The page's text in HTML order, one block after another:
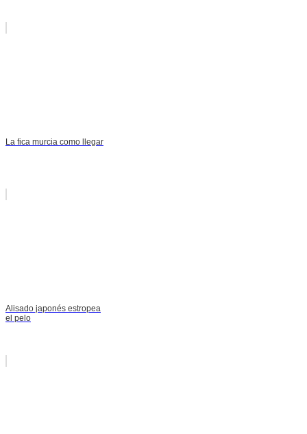
La fica murcia como llegar
Alisado japonés estropea
el pelo